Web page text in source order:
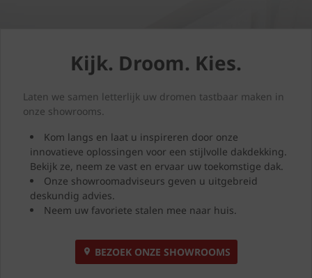
Kijk. Droom. Kies.
Laten we samen letterlijk uw dromen tastbaar maken in
onze showrooms.
Kom langs en laat u inspireren door onze
innovatieve oplossingen voor een stijlvolle dakdekking.
Bekijk ze, neem ze vast en ervaar uw toekomstige dak.
Onze showroomadviseurs geven u uitgebreid
deskundig advies.
Neem uw favoriete stalen mee naar huis.
BEZOEK ONZE SHOWROOMS